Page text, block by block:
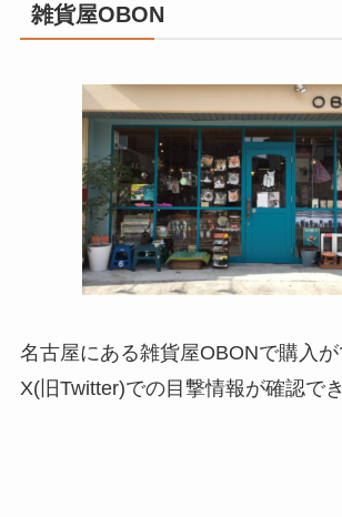
雑貨屋OBON
名古屋にある雑貨屋OBONで購入が
X(旧Twitter)での目撃情報が確認で